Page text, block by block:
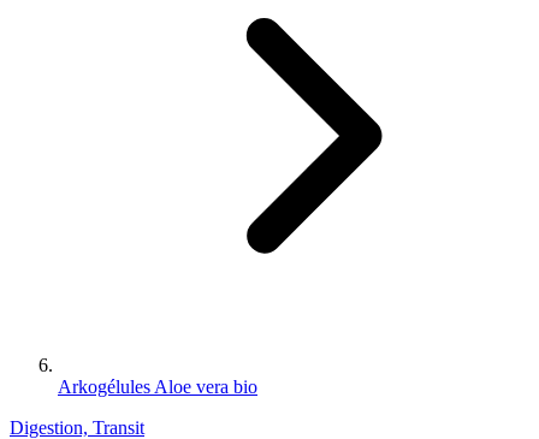
Arkogélules Aloe vera bio
Digestion, Transit